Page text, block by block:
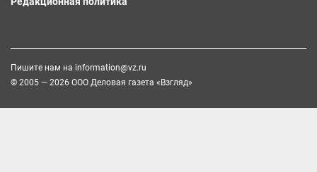
Пишите нам на information@vz.ru
© 2005 — 2026 ООО Деловая газета «Взгляд»